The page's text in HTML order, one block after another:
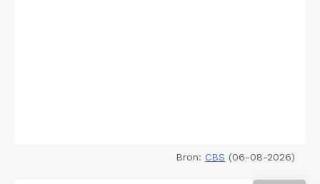
Bron: CBS (06-08-2026)